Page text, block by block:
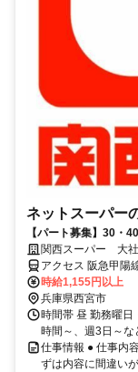
ネットスーパー
【パート募集】30・
有)、嬉しいお買い物特
関西スーパー 大
アクセス 阪急甲陽
時給1,155円以上
兵庫県西宮市
時間帯 昼 勤務曜
時間～、週3日～な
仕事情報 ● 仕事内
ずは内容に間違い